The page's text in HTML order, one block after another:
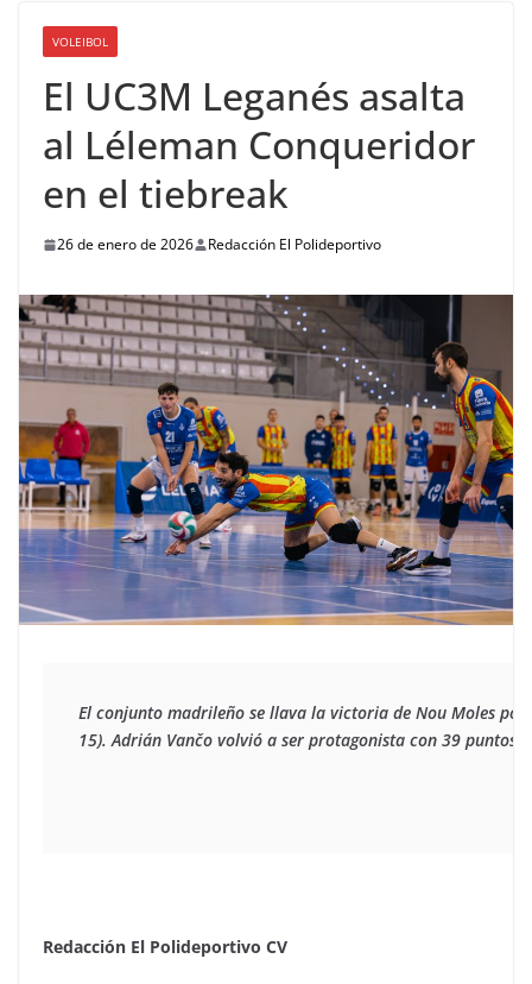
VOLEIBOL
El UC3M Leganés asalta
al Léleman Conqueridor
en el tiebreak
26 de enero de 2026 Redacción El Polideportivo
El conjunto madrileño se llava la victoria de Nou Moles
15). Adrián Vančo volvió a ser protagonista con 39 puntos
Redacción El Polideportivo CV